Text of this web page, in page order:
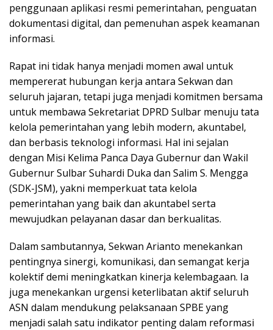
penggunaan aplikasi resmi pemerintahan, penguatan
dokumentasi digital, dan pemenuhan aspek keamanan
informasi.
Rapat ini tidak hanya menjadi momen awal untuk
mempererat hubungan kerja antara Sekwan dan
seluruh jajaran, tetapi juga menjadi komitmen bersama
untuk membawa Sekretariat DPRD Sulbar menuju tata
kelola pemerintahan yang lebih modern, akuntabel,
dan berbasis teknologi informasi. Hal ini sejalan
dengan Misi Kelima Panca Daya Gubernur dan Wakil
Gubernur Sulbar Suhardi Duka dan Salim S. Mengga
(SDK-JSM), yakni memperkuat tata kelola
pemerintahan yang baik dan akuntabel serta
mewujudkan pelayanan dasar dan berkualitas.
Dalam sambutannya, Sekwan Arianto menekankan
pentingnya sinergi, komunikasi, dan semangat kerja
kolektif demi meningkatkan kinerja kelembagaan. Ia
juga menekankan urgensi keterlibatan aktif seluruh
ASN dalam mendukung pelaksanaan SPBE yang
menjadi salah satu indikator penting dalam reformasi